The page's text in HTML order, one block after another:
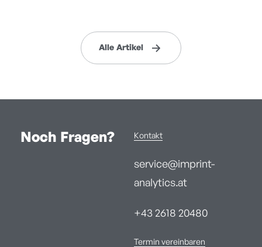
Alle Artikel
Noch Fragen? Kontakt
service@imprint-
analytics.at
+43 2618 20480
Termin vereinbaren